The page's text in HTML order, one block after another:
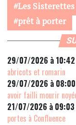
Les Sisterettes
prêt à porter
29/07/2026 à
abricots et romarin
29/07/2026 à
avoir failli mourir
21/07/2026 à
portes à Confluence